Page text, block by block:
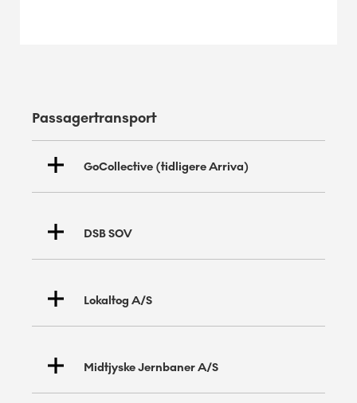
Passagertransport
GoCollective (tidligere Arriva)
DSB SOV
Lokaltog A/S
Midtjyske Jernbaner A/S